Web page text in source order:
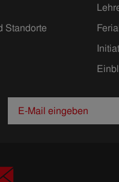
Standorte